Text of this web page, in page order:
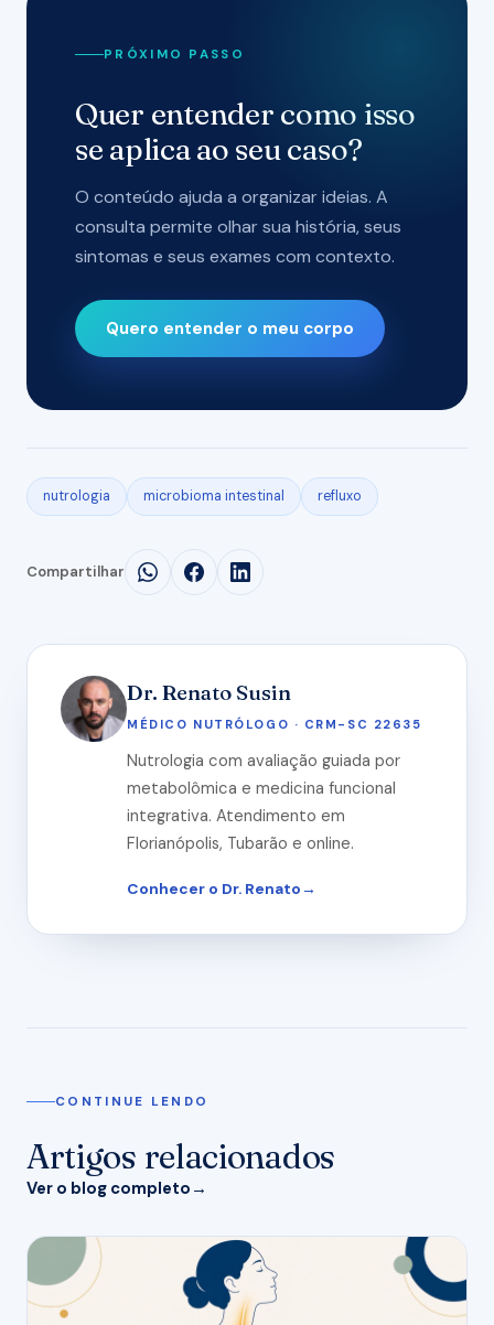
PRÓXIMO PASSO
Quer entender como isso
se aplica ao seu caso?
O conteúdo ajuda a organizar ideias. A
consulta permite olhar sua história, seus
sintomas e seus exames com contexto.
Quero entender o meu corpo
nutrologia microbioma intestinal refluxo
Compartilhar
Dr. Renato Susin
MÉDICO NUTRÓLOGO · CRM-SC 22635
Nutrologia com avaliação guiada por
metabolômica e medicina funcional
integrativa. Atendimento em
Florianópolis, Tubarão e online.
Conhecer o Dr. Renato
CONTINUE LENDO
Artigos relacionados
Ver o blog completo